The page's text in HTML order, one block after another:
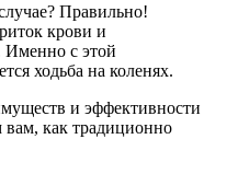
Правильно!
крови и
с этой
ходьба на коленях.
и эффективности
как традиционно